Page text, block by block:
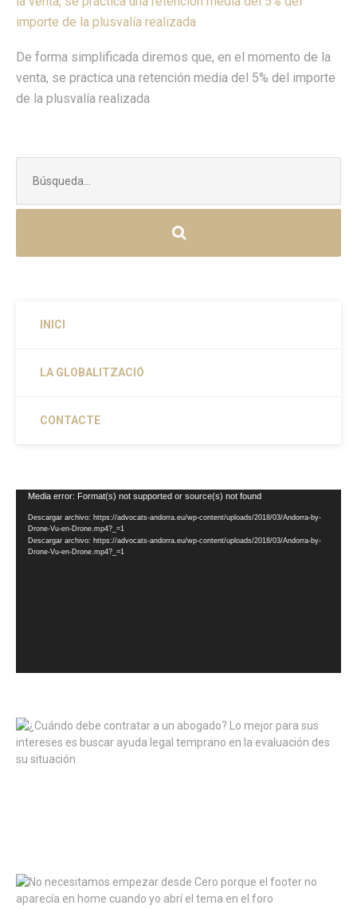
De forma simplificada diremos que, en el momento de la
venta, se practica una retención media del 5% del importe
de la plusvalía realizada
INICI
LA GLOBALITZACIÓ
CONTACTE
Reproductor
vídeo
Media error: Format(s) not supported or source(s) not found
Descargar archivo: https://advocats-andorra.eu/wp-content/uploads/2018/03/Andorra-by-
Drone-Vu-en-Drone.mp4?_=1
Descargar archivo: https://advocats-andorra.eu/wp-content/uploads/2018/03/Andorra-by-
Drone-Vu-en-Drone.mp4?_=1